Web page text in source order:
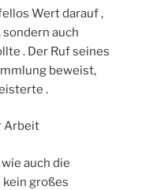
Wert darauf ,
auch
. Der Ruf seines
beweist,
.
Arbeit
auch die
kein großes